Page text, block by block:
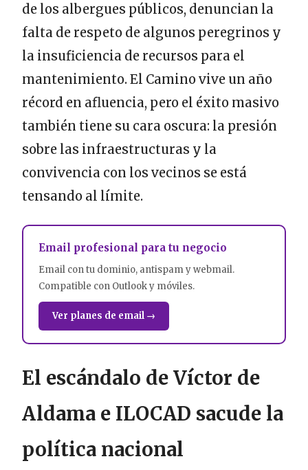
de los albergues públicos, denuncian la
falta de respeto de algunos peregrinos y
la insuficiencia de recursos para el
mantenimiento. El Camino vive un año
récord en afluencia, pero el éxito masivo
también tiene su cara oscura: la presión
sobre las infraestructuras y la
convivencia con los vecinos se está
tensando al límite.
Email profesional para tu negocio
Email con tu dominio, antispam y webmail.
Compatible con Outlook y móviles.
Ver planes de email →
El escándalo de Víctor de
Aldama e ILOCAD sacude la
política nacional